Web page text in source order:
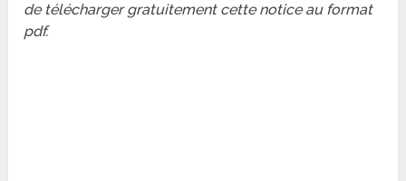
de télécharger gratuitement cette notice au format
pdf.